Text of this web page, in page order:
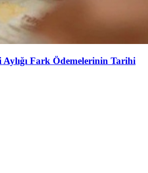
Fark Ödemelerinin Tarihi